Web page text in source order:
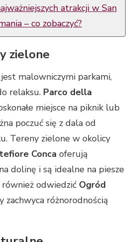
atrakcji w San
– co zobaczyć?
zielone
malowniczymi parkami,
relaksu. Parco della
miejsce na piknik lub
poczuć się z dala od
Tereny zielone w okolicy
Conca oferują
dolinę i są idealne na piesze
odwiedzić Ogród
zachwyca różnorodnością